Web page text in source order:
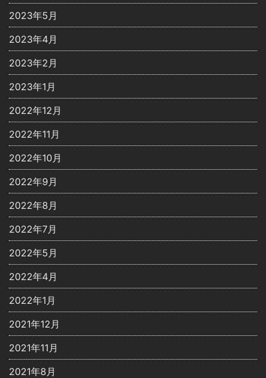
2023年5月
2023年4月
2023年2月
2023年1月
2022年12月
2022年11月
2022年10月
2022年9月
2022年8月
2022年7月
2022年5月
2022年4月
2022年1月
2021年12月
2021年11月
2021年8月